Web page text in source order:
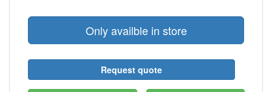
Only availble in store
Request quote